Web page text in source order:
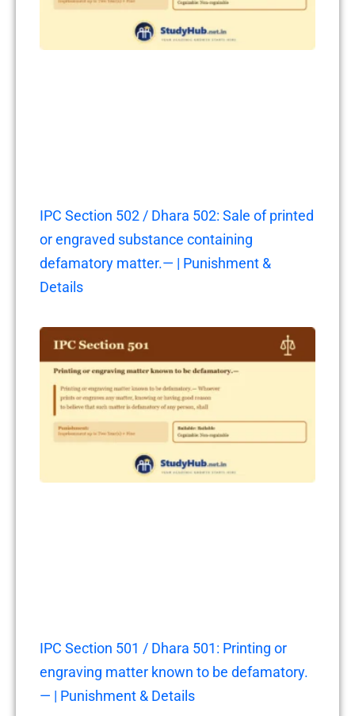
IPC Section 502 / Dhara 502: Sale of printed
or engraved substance containing
defamatory matter.— | Punishment &
Details
IPC Section 501 / Dhara 501: Printing or
engraving matter known to be defamatory.
— | Punishment & Details